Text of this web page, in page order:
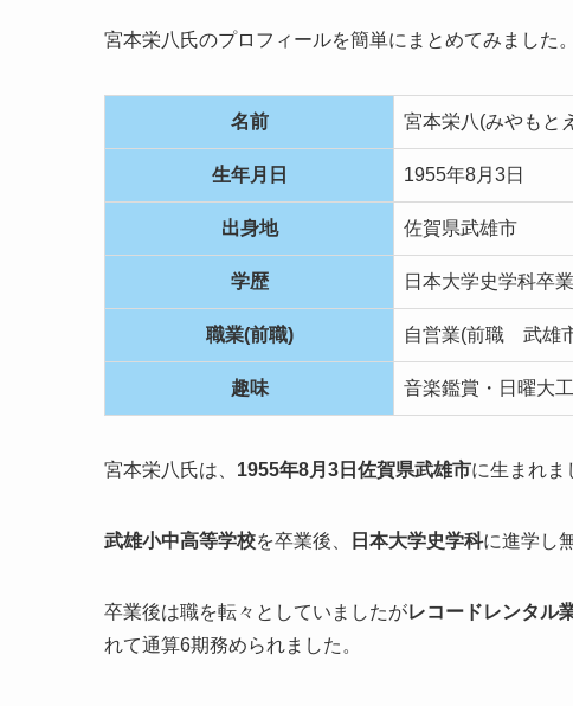
宮本栄八氏のプロフィールを簡単にまとめてみました。
名前 宮本栄八(みやもと
生年月日 1955年8月3日
出身地 佐賀県武雄市
学歴 日本大学史学科卒業
職業(前職) 自営業(前職 武雄
趣味 音楽鑑賞・日曜大工
宮本栄八氏は、 1955年8月3日佐賀県武雄市 に生まれま
武雄小中高等学校 を卒業後、 日本大学史学科 に進学し
卒業後は職を転々としていましたがレコードレンタル
れて通算6期務められました。